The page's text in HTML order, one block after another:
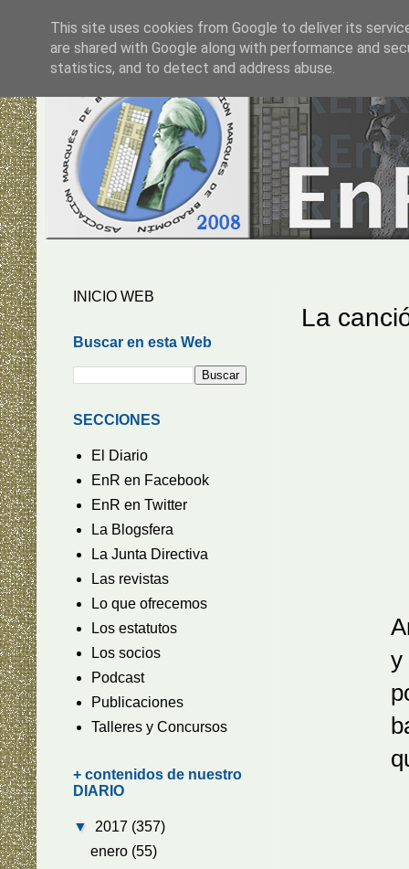
La
y
por el
barro
que
INICIO WEB
Buscar en esta Web
SECCIONES
El Diario
EnR en Facebook
EnR en Twitter
La Blogsfera
La Junta Directiva
Las revistas
Lo que ofrecemos
Los estatutos
Los socios
Podcast
Publicaciones
Talleres y Concursos
+ contenidos de nuestro
DIARIO
▼ 2017 (357)
enero (55)
This site uses cookies from Google to deliver its
are shared with Google along with performance and
statistics, and to detect and address abuse.